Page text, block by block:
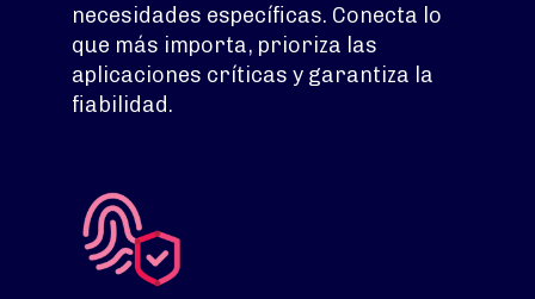
necesidades específicas. Conecta lo
que más importa, prioriza las
aplicaciones críticas y garantiza la
fiabilidad.